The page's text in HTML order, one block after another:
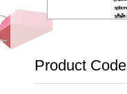
Product Code